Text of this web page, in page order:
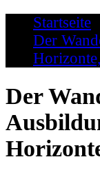
Startseite
Der
Der